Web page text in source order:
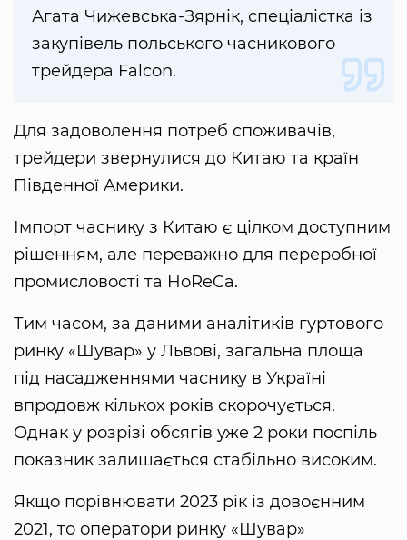
Агата Чижевська-Зярнік, спеціалістка із
закупівель польського часникового
трейдера Falcon.
Для задоволення потреб споживачів,
трейдери звернулися до Китаю та країн
Південної Америки.
Імпорт часнику з Китаю є цілком доступним
рішенням, але переважно для переробної
промисловості та HoReCa.
Тим часом, за даними аналітиків гуртового
ринку «Шувар» у Львові, загальна площа
під насадженнями часнику в Україні
впродовж кількох років скорочується.
Однак у розрізі обсягів уже 2 роки поспіль
показник залишається стабільно високим.
Якщо порівнювати 2023 рік із довоєнним
2021, то оператори ринку «Шувар»